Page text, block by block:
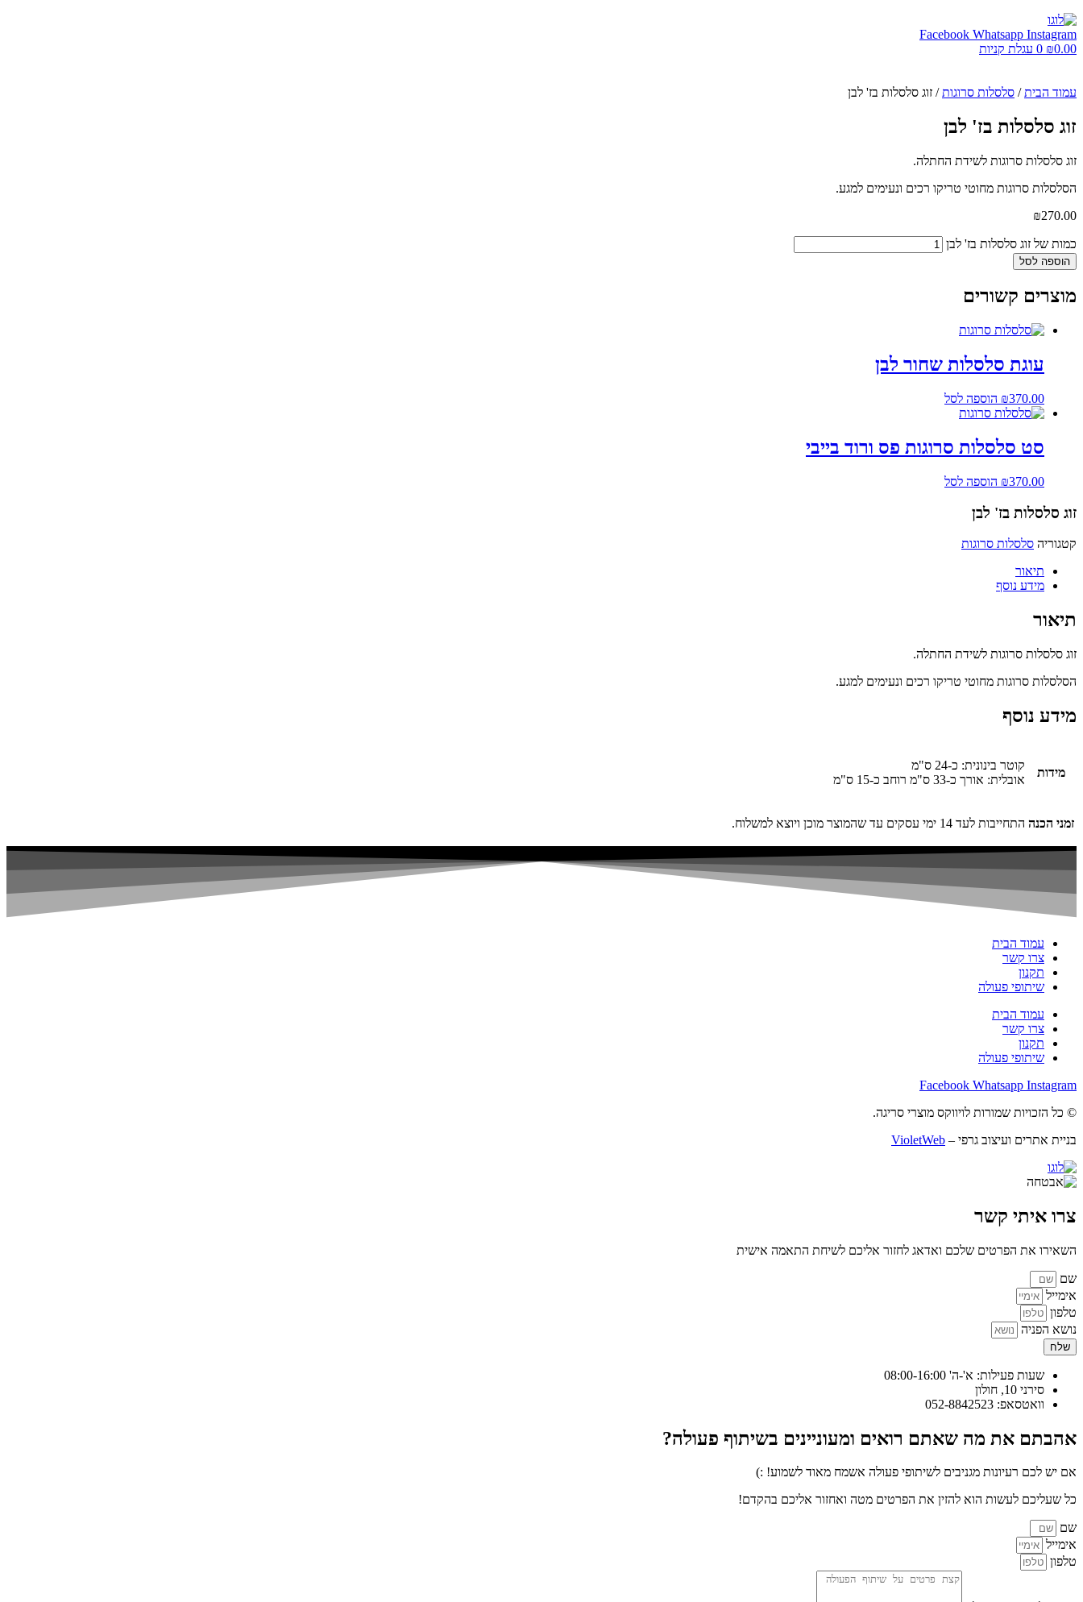
Facebook Whatsapp Instagram
₪0.00
0 עגלת קניות
עמוד הבית/ סלסלות סרוגות/ זוג סלסלות בז' לבן
זוג סלסלות בז' לבן
זוג סלסלות סרוגות לשידת החתלה.
הסלסלות סרוגות מחוטי טריקו רכים ונעימים למגע.
₪270.00
כמות של זוג סלסלות בז' לבן
הוספה לסל
מוצרים קשורים
עוגת סלסלות שחור לבן
₪370.00 הוספה לסל
סט סלסלות סרוגות פס ורוד בייבי
₪370.00 הוספה לסל
זוג סלסלות בז' לבן
קטגוריה סלסלות סרוגות
תיאור
מידע נוסף
תיאור
זוג סלסלות סרוגות לשידת החתלה.
הסלסלות סרוגות מחוטי טריקו רכים ונעימים למגע.
מידע נוסף
מידות
קוטר בינונית: כ-24 ס"מ
אובלית: אורך כ-33 ס"מ רוחב כ-15 ס"מ
זמני הכנה התחייבות לעד 14 ימי עסקים עד שהמוצר מוכן ויוצא למשלוח.
עמוד הבית
צרו קשר
תקנון
שיתופי פעולה
עמוד הבית
צרו קשר
תקנון
שיתופי פעולה
Facebook Whatsapp Instagram
© כל הזכויות שמורות לויווקס מוצרי סריגה.
בניית אתרים ועיצוב גרפי – VioletWeb
צרו איתי קשר
השאירו את הפרטים שלכם ואדאג לחזור אליכם לשיחת התאמה אישית
שם
אימייל
טלפון
נושא הפניה
שלח
שעות פעילות: א'-ה' 08:00-16:00
סירני 10, חולון
וואטסאפ: 052-8842523
אהבתם את מה שאתם רואים ומעוניינים בשיתוף פעולה?
אם יש לכם רעיונות מגניבים לשיתופי פעולה אשמח מאוד לשמוע! :)
כל שעליכם לעשות הוא להזין את הפרטים מטה ואחזור אליכם בהקדם!
שם
אימייל
טלפון